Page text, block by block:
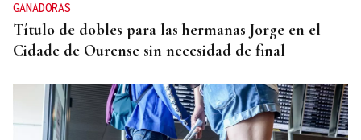
GANADORAS
Título de dobles para las hermanas Jorge en el
Cidade de Ourense sin necesidad de final